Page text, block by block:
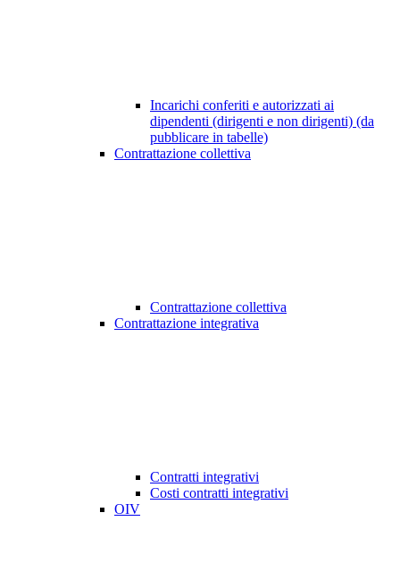
Incarichi conferiti e autorizzati ai
dipendenti (dirigenti e non dirigenti) (da
pubblicare in tabelle)
Contrattazione collettiva
Contrattazione collettiva
Contrattazione integrativa
Contratti integrativi
Costi contratti integrativi
OIV